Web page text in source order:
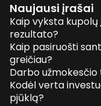
Naujausi įrašai
Kaip vyksta kupolų
rezultato?
Kaip pasiruošti
greičiau?
Darbo
Kodėl verta
pjūklą?